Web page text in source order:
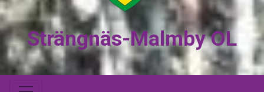
Strängnäs-Malmby OL